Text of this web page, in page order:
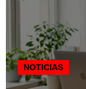
NOTICIAS